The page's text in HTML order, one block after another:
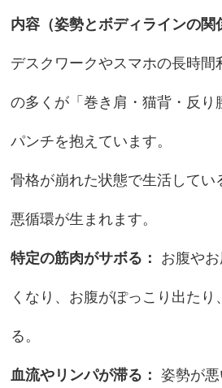
内容（姿勢とボディラインの関
デスクワークやスマホの長時間
の多くが「巻き肩・猫背・反り
パンチを抱えています。
骨格が崩れた状態で生活してい
悪循環が生まれます。
特定の筋肉がサボる： お腹や
くなり、お腹がぽっこり出たり
る。
血流やリンパが滞る： 姿勢が